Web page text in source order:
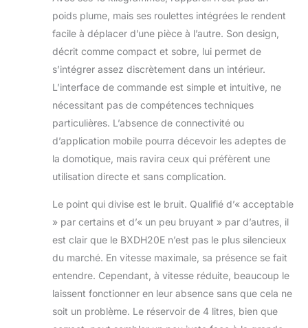
poids plume, mais ses roulettes intégrées le rendent
facile à déplacer d’une pièce à l’autre. Son design,
décrit comme compact et sobre, lui permet de
s’intégrer assez discrètement dans un intérieur.
L’interface de commande est simple et intuitive, ne
nécessitant pas de compétences techniques
particulières. L’absence de connectivité ou
d’application mobile pourra décevoir les adeptes de
la domotique, mais ravira ceux qui préfèrent une
utilisation directe et sans complication.
Le point qui divise est le bruit. Qualifié d’« acceptable
» par certains et d’« un peu bruyant » par d’autres, il
est clair que le BXDH20E n’est pas le plus silencieux
du marché. En vitesse maximale, sa présence se fait
entendre. Cependant, à vitesse réduite, beaucoup le
laissent fonctionner en leur absence sans que cela ne
soit un problème. Le réservoir de 4 litres, bien que